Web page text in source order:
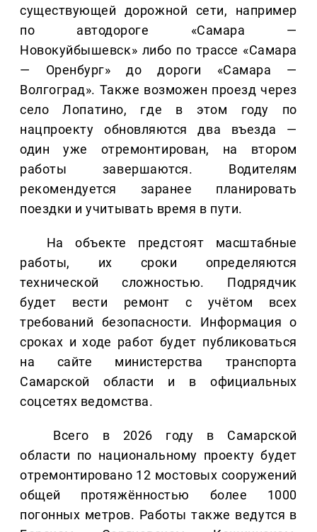
существующей дорожной сети, например
по автодороге «Самара —
Новокуйбышевск» либо по трассе «Самара
— Оренбург» до дороги «Самара —
Волгоград». Также возможен проезд через
село Лопатино, где в этом году по
нацпроекту обновляются два въезда —
один уже отремонтирован, на втором
работы завершаются. Водителям
рекомендуется заранее планировать
поездки и учитывать время в пути.
На объекте предстоят масштабные
работы, их сроки определяются
технической сложностью. Подрядчик
будет вести ремонт с учётом всех
требований безопасности. Информация о
сроках и ходе работ будет публиковаться
на сайте министерства транспорта
Самарской области и в официальных
соцсетях ведомства.
Всего в 2026 году в Самарской
области по национальному проекту будет
отремонтировано 12 мостовых сооружений
общей протяжённостью более 1000
погонных метров. Работы также ведутся в